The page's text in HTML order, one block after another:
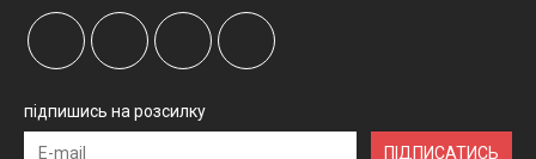
підпишись на розсилку
ПІДПИСАТИСЬ